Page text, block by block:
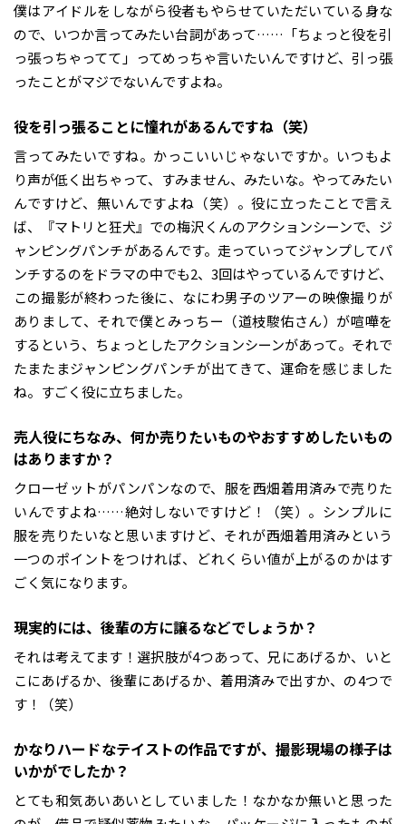
僕はアイドルをしながら役者もやらせていただいている身な
ので、いつか言ってみたい台詞があって……「ちょっと役を引
っ張っちゃってて」ってめっちゃ言いたいんですけど、引っ張
ったことがマジでないんですよね。
――役を引っ張ることに憧れがあるんですね（笑）
言ってみたいですね。かっこいいじゃないですか。いつもよ
り声が低く出ちゃって、すみません、みたいな。やってみたい
んですけど、無いんですよね（笑）。役に立ったことで言え
ば、『マトリと狂犬』での梅沢くんのアクションシーンで、ジ
ャンピングパンチがあるんです。走っていってジャンプしてパ
ンチするのをドラマの中でも2、3回はやっているんですけど、
この撮影が終わった後に、なにわ男子のツアーの映像撮りが
ありまして、それで僕とみっちー（道枝駿佑さん）が喧嘩を
するという、ちょっとしたアクションシーンがあって。それで
たまたまジャンピングパンチが出てきて、運命を感じました
ね。すごく役に立ちました。
――売人役にちなみ、何か売りたいものやおすすめしたいもの
はありますか？
クローゼットがパンパンなので、服を西畑着用済みで売りた
いんですよね……絶対しないですけど！（笑）。シンプルに
服を売りたいなと思いますけど、それが西畑着用済みという
一つのポイントをつければ、どれくらい値が上がるのかはす
ごく気になります。
――現実的には、後輩の方に譲るなどでしょうか？
それは考えてます！選択肢が4つあって、兄にあげるか、いと
こにあげるか、後輩にあげるか、着用済みで出すか、の4つで
す！（笑）
――かなりハードなテイストの作品ですが、撮影現場の様子は
いかがでしたか？
とても和気あいあいとしていました！なかなか無いと思った